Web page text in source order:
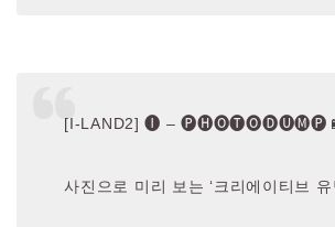
[I-LAND2] 🅘 – 🅟🅗🅞🅣🅞🅓🅤🅜🅟
사진으로 미리 보는 ‘크리에이티브 유